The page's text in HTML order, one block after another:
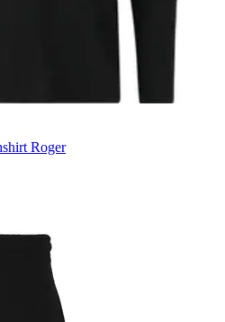
Roger